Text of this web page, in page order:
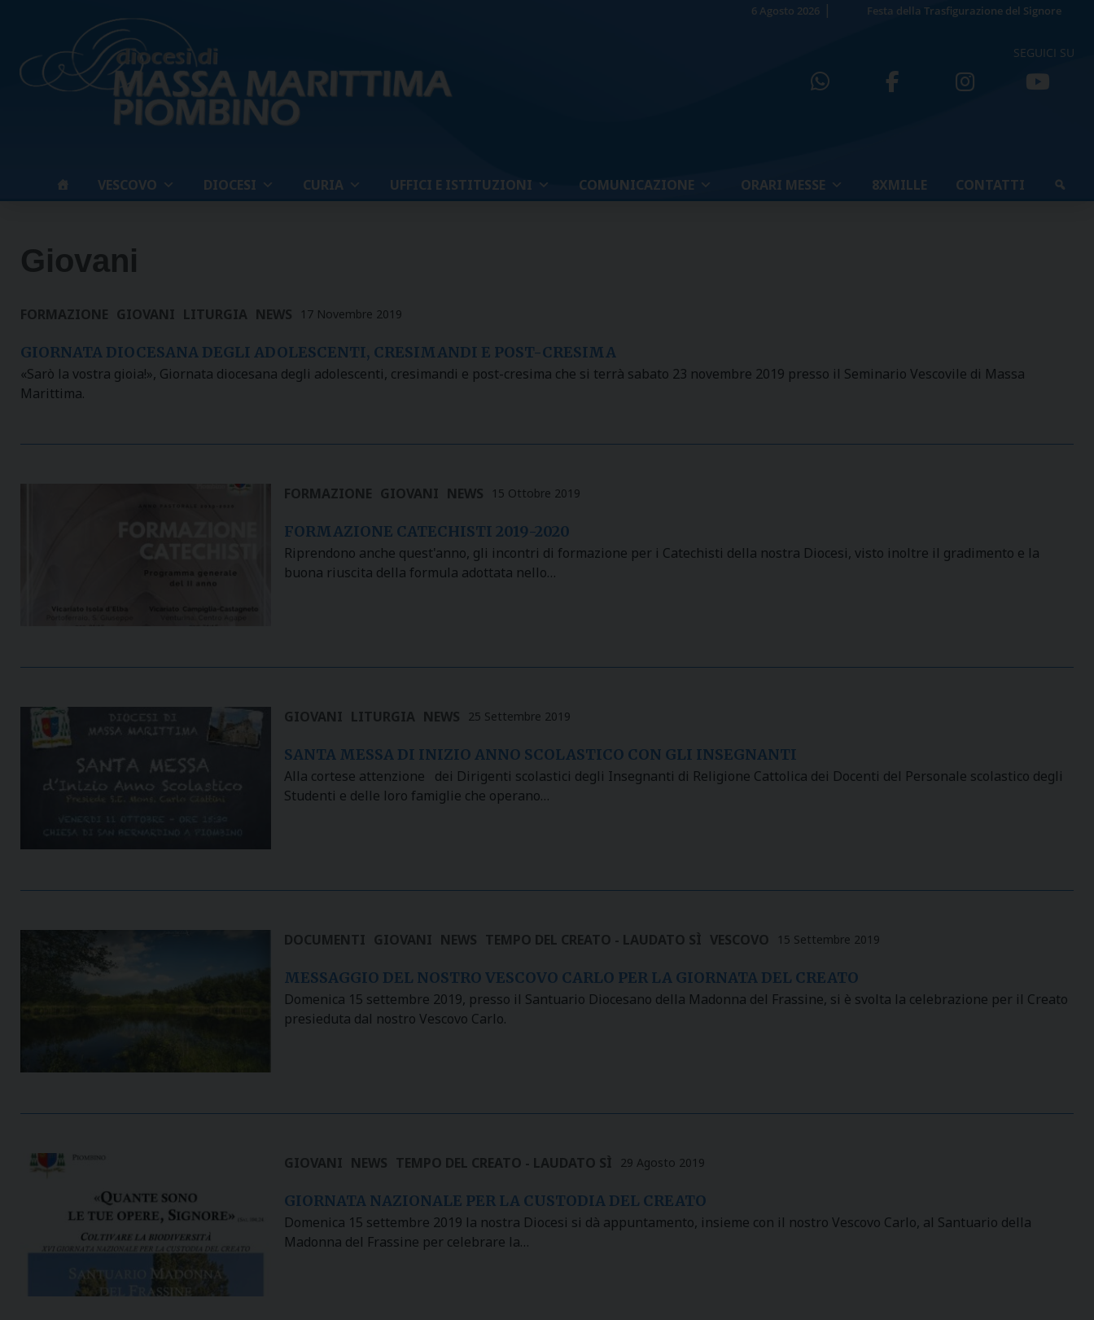
6 Agosto 2026 Festa della Trasfigurazione del Signore
SEGUICI SU
VESCOVO DIOCESI CURIA UFFICI E ISTITUZIONI COMUNICAZIONE ORARI MESSE 8XMILLE CONTATTI
Giovani
FORMAZIONE GIOVANI LITURGIA NEWS 17 Novembre 2019
GIORNATA DIOCESANA DEGLI ADOLESCENTI, CRESIMANDI E POST-CRESIMA
«Sarò la vostra gioia!», Giornata diocesana degli adolescenti, cresimandi e post-cresima che si terrà sabato 23 novembre 2019 presso il Seminario Vescovile di Massa
Marittima.
FORMAZIONE GIOVANI NEWS 15 Ottobre 2019
FORMAZIONE CATECHISTI 2019-2020
Riprendono anche quest'anno, gli incontri di formazione per i Catechisti della nostra Diocesi, visto inoltre il gradimento e la
buona riuscita della formula adottata nello…
GIOVANI LITURGIA NEWS 25 Settembre 2019
SANTA MESSA DI INIZIO ANNO SCOLASTICO CON GLI INSEGNANTI
Alla cortese attenzione dei Dirigenti scolastici degli Insegnanti di Religione Cattolica dei Docenti del Personale scolastico degli
Studenti e delle loro famiglie che operano…
DOCUMENTI GIOVANI NEWS TEMPO DEL CREATO - LAUDATO SÌ VESCOVO 15 Settembre 2019
MESSAGGIO DEL NOSTRO VESCOVO CARLO PER LA GIORNATA DEL CREATO
Domenica 15 settembre 2019, presso il Santuario Diocesano della Madonna del Frassine, si è svolta la celebrazione per il Creato
presieduta dal nostro Vescovo Carlo.
GIOVANI NEWS TEMPO DEL CREATO - LAUDATO SÌ 29 Agosto 2019
GIORNATA NAZIONALE PER LA CUSTODIA DEL CREATO
Domenica 15 settembre 2019 la nostra Diocesi si dà appuntamento, insieme con il nostro Vescovo Carlo, al Santuario della
Madonna del Frassine per celebrare la…